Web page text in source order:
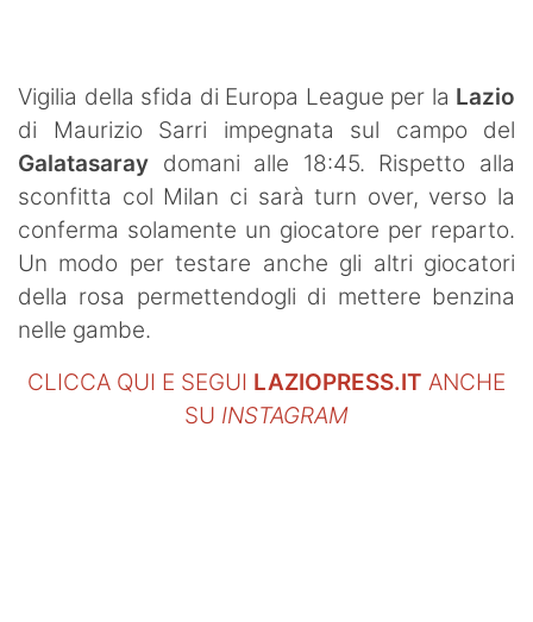
Vigilia della sfida di Europa League per la Lazio
di Maurizio Sarri impegnata sul campo del
Galatasaray domani alle 18:45. Rispetto alla
sconfitta col Milan ci sarà turn over, verso la
conferma solamente un giocatore per reparto.
Un modo per testare anche gli altri giocatori
della rosa permettendogli di mettere benzina
nelle gambe.
CLICCA QUI E SEGUI LAZIOPRESS.IT ANCHE
SU INSTAGRAM